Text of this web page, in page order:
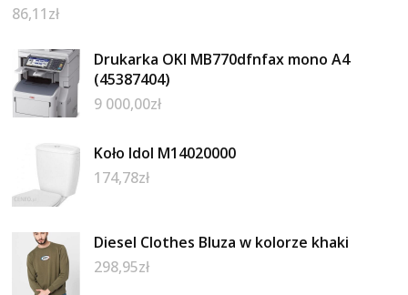
86,11zł
Drukarka OKI MB770dfnfax mono A4
(45387404)
9 000,00zł
Koło Idol M14020000
174,78zł
Diesel Clothes Bluza w kolorze khaki
298,95zł